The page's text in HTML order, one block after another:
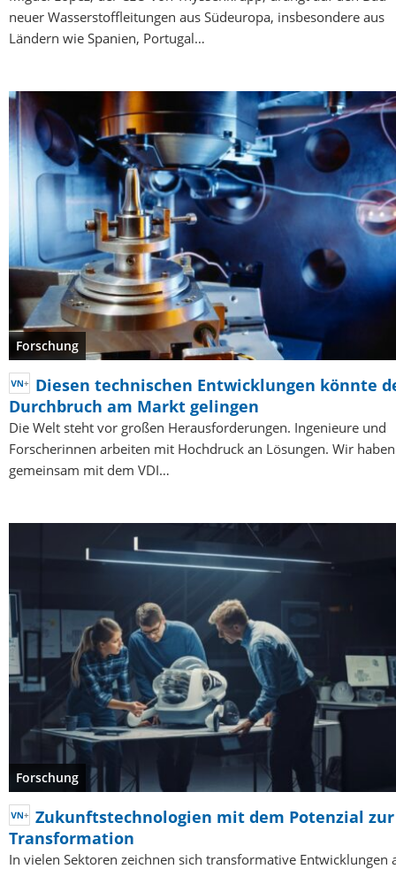
neuer Wasserstoffleitungen aus Südeuropa, insbesondere aus
Ländern wie Spanien, Portugal…
Forschung
Diesen technischen Entwicklungen könnte
Durchbruch am Markt gelingen
Die Welt steht vor großen Herausforderungen. Ingenieure und
Forscherinnen arbeiten mit Hochdruck an Lösungen. Wir haben
gemeinsam mit dem VDI…
Forschung
Zukunftstechnologien mit dem Potenzial zur
Transformation
In vielen Sektoren zeichnen sich transformative Entwicklungen